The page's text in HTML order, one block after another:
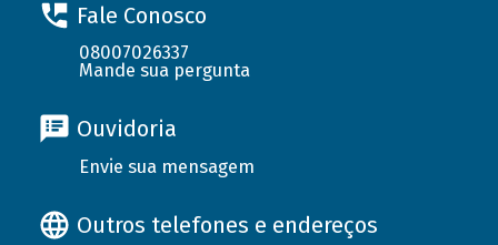
Fale Conosco
08007026337
Mande sua pergunta
Ouvidoria
Envie sua mensagem
Outros telefones e endereços